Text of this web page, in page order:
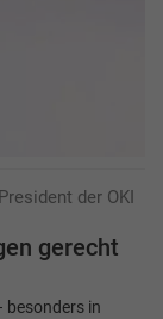
der OKI
gerecht
besonders in